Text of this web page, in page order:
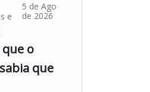
e
5 de Ago
de 2026
o
que